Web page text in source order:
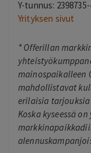
Y-tunnus:
Yrityksen sivut
* Offerillan
mainospaikalleen
mahdollistavat
erilaisia
Koska kyseessä